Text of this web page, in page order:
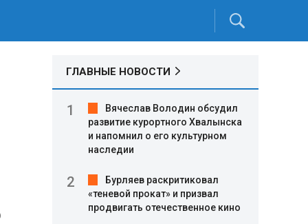
ГЛАВНЫЕ НОВОСТИ
Вячеслав Володин обсудил
развитие курортного Хвалынска
и напомнил о его культурном
наследии
Бурляев раскритиковал
«теневой прокат» и призвал
продвигать отечественное кино